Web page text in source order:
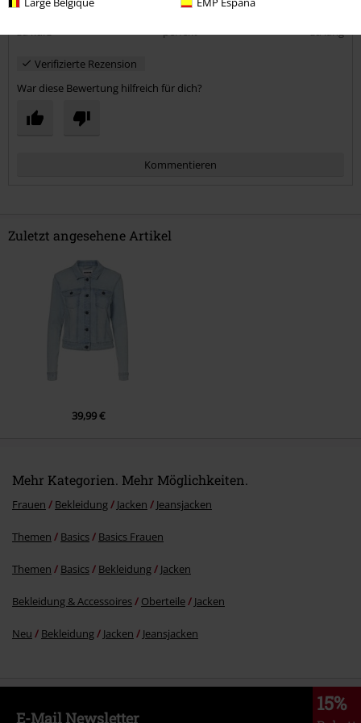
Länge
zu kurz
perfekt zu lang
Verifizierte Rezension
War diese Bewertung hilfreich für dich?
Kommentieren
Kommentar jetzt abschicken!
Zuletzt angesehene Artikel
39,99 €
Mehr Kategorien. Mehr Möglichkeiten.
Frauen Bekleidung Jacken Jeansjacken
Themen Basics Basics Frauen
Themen Basics Bekleidung Jacken
Bekleidung & Accessoires Oberteile Jacken
Neu Bekleidung Jacken Jeansjacken
15%
E-Mail Newsletter